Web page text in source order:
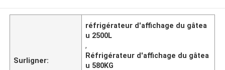
Surligner:
réfrigérateur d'affichage du gâtea
u 2500L
,
Réfrigérateur d'affichage du gâtea
u 580KG